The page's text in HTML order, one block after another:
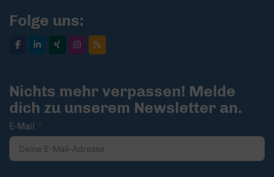
Folge uns:
Nichts mehr verpassen! Melde
dich zu unserem Newsletter an.
E-Mail